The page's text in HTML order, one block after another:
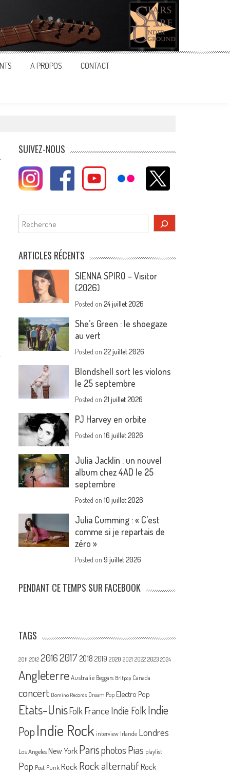
A PROPOS CONTACT
SUIVEZ-NOUS
Rechercher
ARTICLES RÉCENTS
SIENNA SPIRO – Visitor
(2026)
Posted on24 juillet 2026
She’s Green : le shoegaze
au vert
Posted on22 juillet 2026
Blondshell sort les violons
le 25 septembre
Posted on21 juillet 2026
PJ Harvey en orbite
Posted on16 juillet 2026
Julia Jacklin : un nouvel
album chez 4AD le 25
septembre
Posted on10 juillet 2026
Julia Cumming : « C’est
comme si je repartais de
zéro »
Posted on9 juillet 2026
PENDANT CE TEMPS SUR FACEBOOK
TAGS
2011 2012 20162017 2018 2019 2020 2021 2022 2023 2024
Angleterre Australie Beggars Britpop Canada
concert Domino Records Dream Pop Electro Pop
Etats-UnisFolk France Indie FolkIndie
PopIndie Rock interview Irlande Londres
Los Angeles New York Parisphotos Pias playlist
Pop Post Punk Rock Rock alternatif Rock